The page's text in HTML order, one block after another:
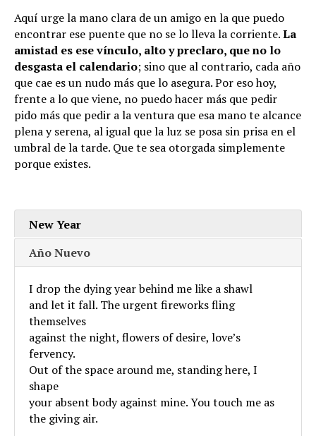
Aquí urge la mano clara de un amigo en la que puedo
encontrar ese puente que no se lo lleva la corriente.La
amistad es ese vínculo, alto y preclaro, que no lo
desgasta el calendario; sino que al contrario, cada año
que cae es un nudo más que lo asegura. Por eso hoy,
frente a lo que viene, no puedo hacer más que pedir
pido más que pedir a la ventura que esa mano te alcance
plena y serena, al igual que la luz se posa sin prisa en el
umbral de la tarde. Que te sea otorgada simplemente
porque existes.
New Year
Año Nuevo
I drop the dying year behind me like a shawl
and let it fall. The urgent fireworks fling
themselves
against the night, flowers of desire, love’s
fervency.
Out of the space around me, standing here, I
shape
your absent body against mine. You touch me as
the giving air.